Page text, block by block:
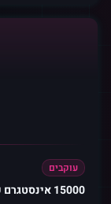
עוקבים
15000 אינסטגרם עוקבים (עם אחריות)